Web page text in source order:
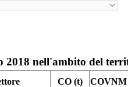
2018 nell'ambito del
CO (t)
COVNM